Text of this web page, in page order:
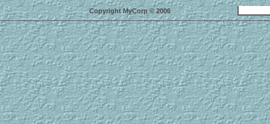
Copyright MyCorp © 2006